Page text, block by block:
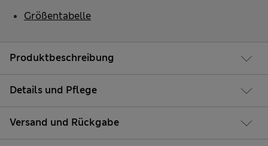
Produktbeschreibung
Details und Pflege
Versand und Rückgabe
Größentabelle